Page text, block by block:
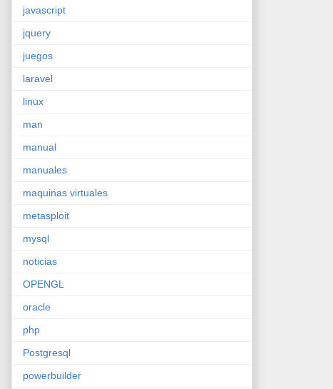
javascript
jquery
juegos
laravel
linux
man
manual
manuales
maquinas virtuales
metasploit
mysql
noticias
OPENGL
oracle
php
Postgresql
powerbuilder